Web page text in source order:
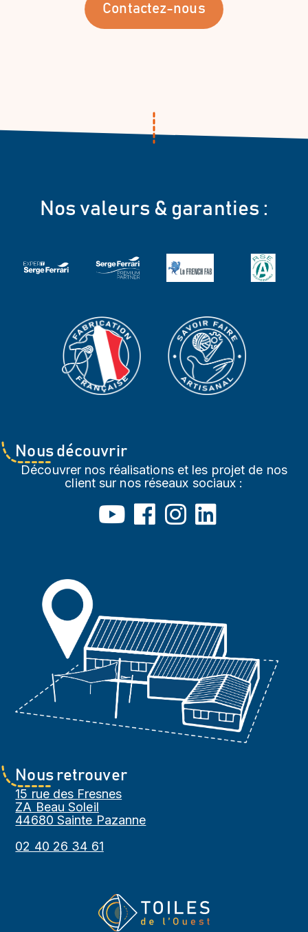
Contactez-nous
Nos valeurs & garanties :
Nous découvrir
Découvrer nos réalisations et les projet de nos
client sur nos réseaux sociaux :
Nous retrouver
15 rue des Fresnes
ZA Beau Soleil
44680 Sainte Pazanne
02 40 26 34 61